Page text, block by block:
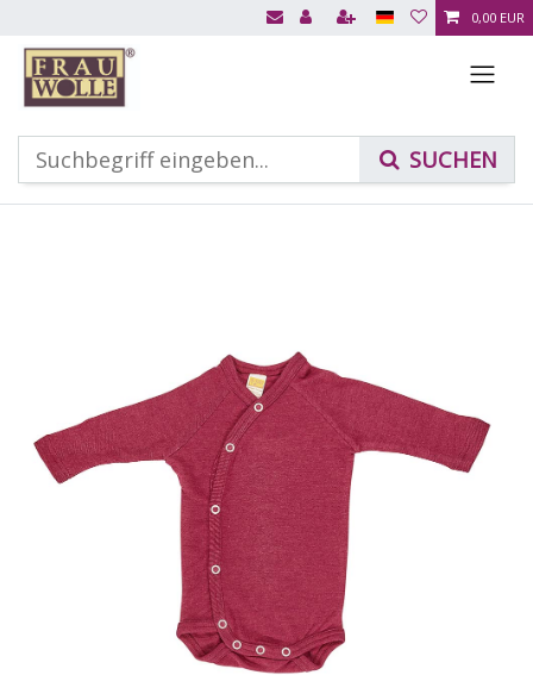
0,00 EUR